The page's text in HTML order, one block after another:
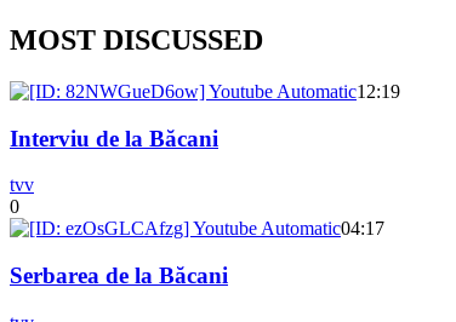
MOST DISCUSSED
12:19
Interviu de la Băcani
tvv
0
04:17
Serbarea de la Băcani